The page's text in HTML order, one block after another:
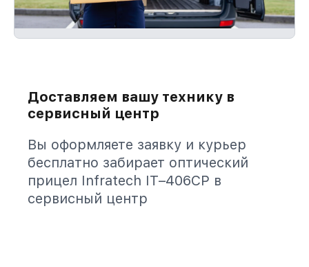
Доставляем вашу технику в
сервисный центр
Вы оформляете заявку и курьер
бесплатно забирает оптический
прицел Infratech IT–406СP в
сервисный центр